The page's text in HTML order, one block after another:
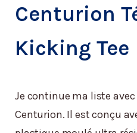
Centurion
Kicking Tee
Je continue ma liste
Centurion. Il est conçu